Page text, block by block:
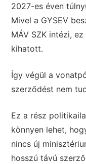
2027-es éven
Mivel a GYSEV
MÁV SZK intézi,
kihatott.
Így végül a
szerződést nem
Ez a rész
könnyen lehet,
nincs új
hosszú távú